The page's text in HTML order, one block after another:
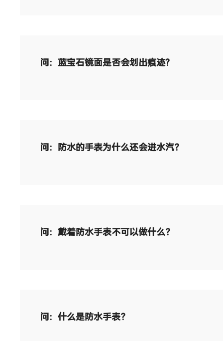
问：蓝宝石镜面是否会划出痕迹?
问：防水的手表为什么还会进水汽？
问：戴着防水手表不可以做什么？
问：什么是防水手表？